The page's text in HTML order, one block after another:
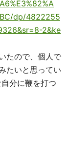
dp/4822255
2&ke
たので、個人で
たいと思ってい
分に鞭を打つ